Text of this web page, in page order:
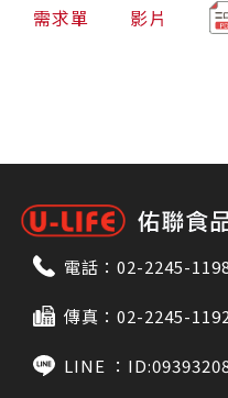
需求單 影片
電話： 02-2245-
傳真：02-2245-1192
LINE ：